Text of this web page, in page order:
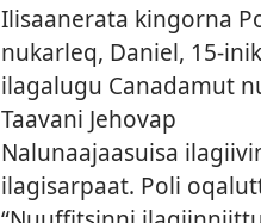
Ilisaanerata kingor­na
nukarleq, Daniel, 15-
ilagalugu Canadamut
Taavani Jehovap
Nalunaajaasuisa
ilagisar­paat. Poli